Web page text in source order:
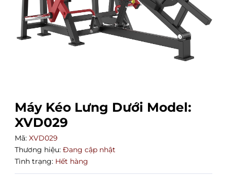
Máy Kéo Lưng Dưới Model:
XVD029
Mã: XVD029
Thương hiệu: Đang cập nhật
Tình trạng: Hết hàng